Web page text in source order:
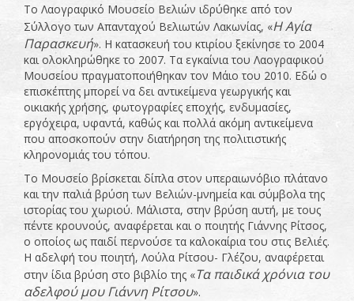
Το Λαογραφικό Μουσείο Βελιών ιδρύθηκε από τον
Σύλλογο των Απανταχού Βελιωτών Λακωνίας, «Η Αγία
Παρασκευή». Η κατασκευή του κτιρίου ξεκίνησε το 2004
και ολοκληρώθηκε το 2007. Τα εγκαίνια του Λαογραφικού
Μουσείου πραγματοποιήθηκαν τον Μάιο του 2010. Εδώ ο
επισκέπτης μπορεί να δει αντικείμενα γεωργικής και
οικιακής χρήσης, φωτογραφίες εποχής, ενδυμασίες,
εργόχειρα, υφαντά, καθώς και πολλά ακόμη αντικείμενα
που αποσκοπούν στην διατήρηση της πολιτιστικής
κληρονομιάς του τόπου.
Το Μουσείο βρίσκεται δίπλα στον υπεραιωνόβιο πλάτανο
και την παλιά βρύση των Βελιών-μνημεία και σύμβολα της
ιστορίας του χωριού. Μάλιστα, στην βρύση αυτή, με τους
πέντε κρουνούς, αναφέρεται και ο ποιητής Γιάννης Ρίτσος,
ο οποίος ως παιδί περνούσε τα καλοκαίρια του στις Βελιές.
Η αδελφή του ποιητή, Λούλα Ρίτσου- Γλέζου, αναφέρεται
στην ίδια βρύση στο βιβλίο της «Τα παιδικά χρόνια του
αδελφού μου Γιάννη Ρίτσου».